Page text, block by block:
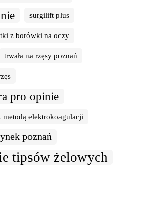
surgilift plus
z borówki na oczy
trwała na rzęsy poznań
pro opinie
metodą elektrokoagulacji
poznań
tipsów żelowych